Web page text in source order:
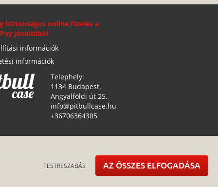
biztonságos online fizetés a
jóvoltából
információk
információk
Telephely:
1134 Budapest,
Angyalföldi út 25.
info@pitbullcase.hu
+36706364305
TESTRESZABÁS AZ ÖSSZES ELFOGADÁSA